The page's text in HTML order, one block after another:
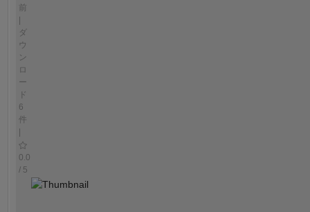
前
|
ダ
ウ
ン
ロ
ー
ド
6
件
|
0.0
/ 5